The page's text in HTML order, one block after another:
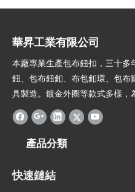
華昇工業有限公司
本廠專業生產包布鈕扣，三十多
鈕、包布鈕釦、布包釦環、包布
具製造。鍍金外圈等款式多樣，
產品分類
快速鏈結